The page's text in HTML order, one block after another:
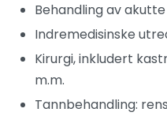
Behandling av
Indremedisinske
Kirurgi, inkludert
m.m.
Tannbehandling: